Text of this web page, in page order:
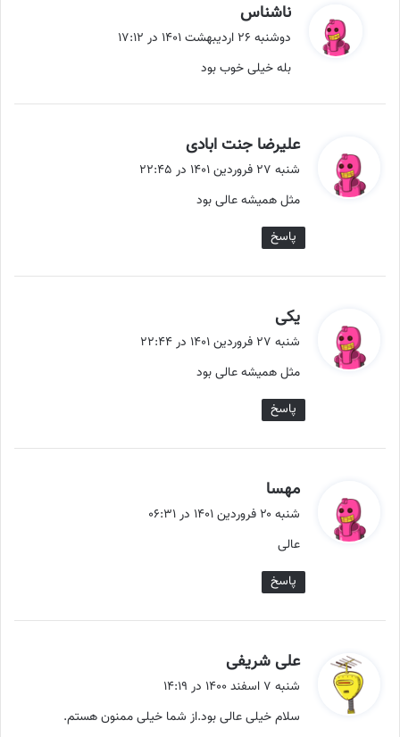
ناشناس
ف
:
دوشنبه ۲۶ اردیبهشت ۱۴۰۱ در ۱۷:۱۲
بله خیلی خوب بود
علیرضا جنت ابادی
ف
شنبه ۲۷ فروردین ۱۴۰۱ در ۲۲:۴۵
مثل همیشه عالی بود
پاسخ
یکی
ف
:
شنبه ۲۷ فروردین ۱۴۰۱ در ۲۲:۴۴
مثل همیشه عالی بود
پاسخ
مهسا
ف شنبه ۲۰ فروردین ۱۴۰۱ در ۰۶:۳۱
عالی
پاسخ
علی شریفی
ف
:
شنبه ۷ اسفند ۱۴۰۰ در ۱۴:۱۹
سلام خیلی عالی بود.از شما خیلی ممنون هستم.